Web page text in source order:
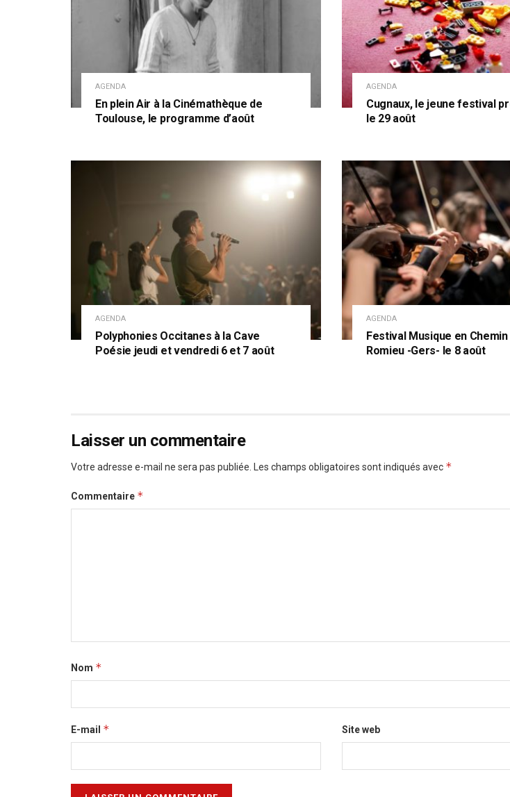
AGENDA
En plein Air à la Cinémathèque de
Toulouse, le programme d’août
AGENDA
Cugnaux, le jeune festival
le 29 août
AGENDA
Polyphonies Occitanes à la Cave
Poésie jeudi et vendredi 6 et 7 août
AGENDA
Festival Musique en Chemin
Romieu -Gers- le 8 août
Laisser un commentaire
Votre adresse e-mail ne sera pas publiée. Les champs obligatoires sont indiqués avec *
Commentaire *
Nom *
E-mail * Site web